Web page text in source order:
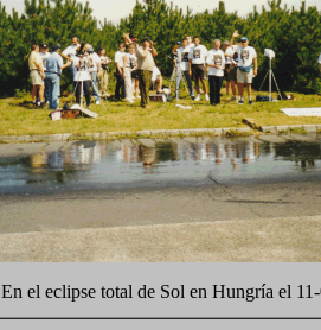
En el eclipse total de Sol en Hungría el